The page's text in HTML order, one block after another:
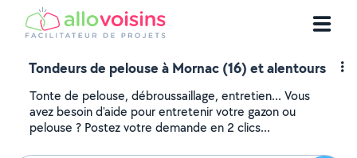
Tondeurs de pelouse à Mornac (16) et alentours
Tonte de pelouse, débroussaillage, entretien... Vous
avez besoin d'aide pour entretenir votre gazon ou
pelouse ? Postez votre demande en 2 clics...